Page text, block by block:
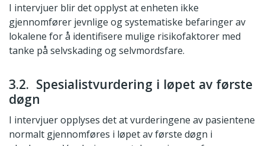
I intervjuer blir det opplyst at enheten ikke
gjennomfører jevnlige og systematiske befaringer av
lokalene for å identifisere mulige risikofaktorer med
tanke på selvskading og selvmordsfare.
3.2. Spesialistvurdering i løpet av første
døgn
I intervjuer opplyses det at vurderingene av pasientene
normalt gjennomføres i løpet av første døgn i